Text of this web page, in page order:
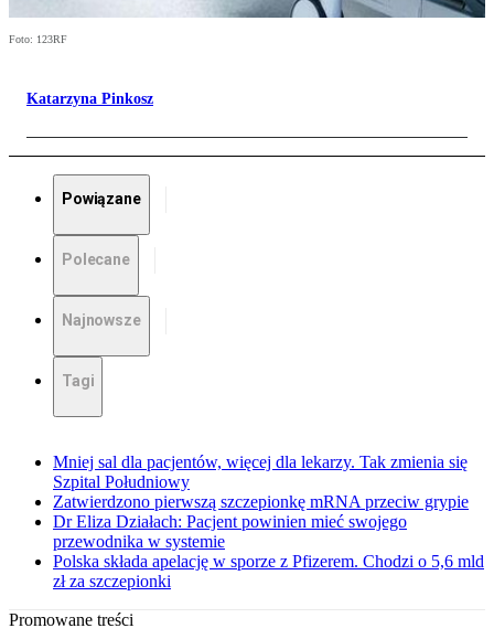
Foto: 123RF
Katarzyna Pinkosz
Powiązane
Polecane
Najnowsze
Tagi
Mniej sal dla pacjentów, więcej dla lekarzy. Tak zmienia się
Szpital Południowy
Zatwierdzono pierwszą szczepionkę mRNA przeciw grypie
Dr Eliza Działach: Pacjent powinien mieć swojego
przewodnika w systemie
Polska składa apelację w sporze z Pfizerem. Chodzi o 5,6 mld
zł za szczepionki
Promowane treści